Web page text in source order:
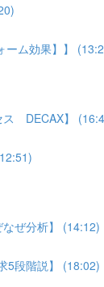
ーム効果】】
ス DECAX】
ぜ分析】 (14:12)
5段階説】 (18:02)